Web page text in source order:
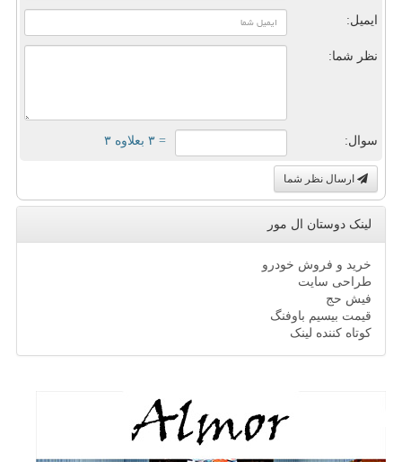
ایمیل:
نظر شما:
سوال: = ۳ بعلاوه ۳
ارسال نظر شما
لینک دوستان ال مور
خرید و فروش خودرو
طراحی سایت
فیش حج
قیمت بیسیم باوفنگ
کوتاه کننده لینک